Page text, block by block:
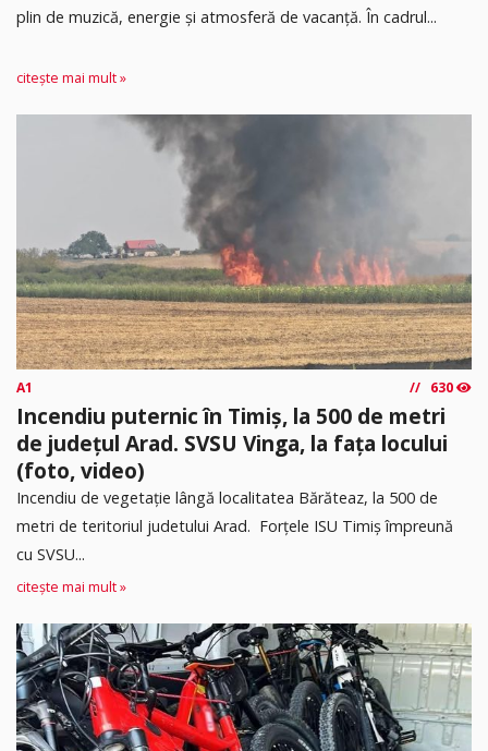
plin de muzică, energie și atmosferă de vacanță. În cadrul...
citește mai mult »
A1 630
Incendiu puternic în Timiș, la 500 de metri
de județul Arad. SVSU Vinga, la fața locului
(foto, video)
Incendiu de vegetație lângă localitatea Bărăteaz, la 500 de
metri de teritoriul judetului Arad. Forțele ISU Timiș împreună
cu SVSU...
citește mai mult »